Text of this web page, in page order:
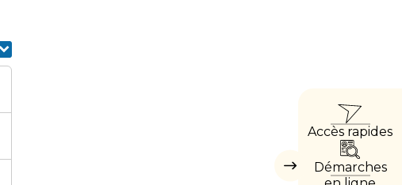
Masquer
Accès rapides
Démarches